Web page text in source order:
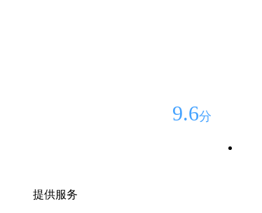
9.6分
提供服务